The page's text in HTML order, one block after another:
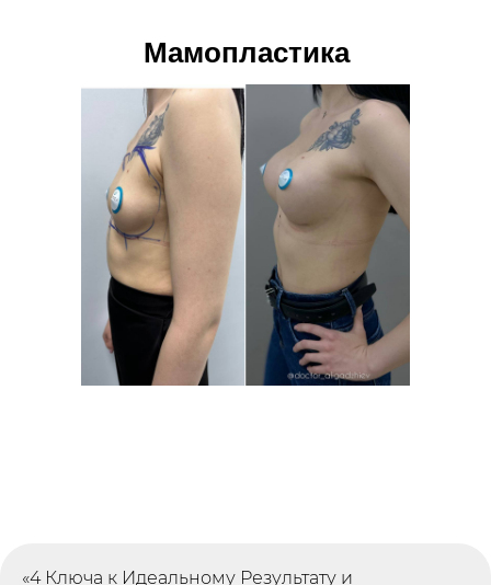
Мамопластика
«4 Ключа к Идеальному Результату и